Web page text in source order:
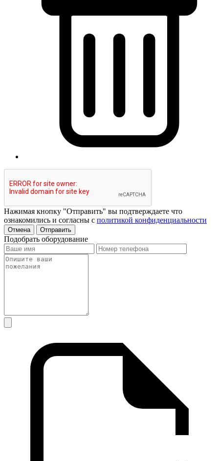
Нажимая кнопку "Отправить" вы подтверждаете что
ознакомились и согласны с политикой конфиденциальности
Отмена Отправить
Подобрать оборудование